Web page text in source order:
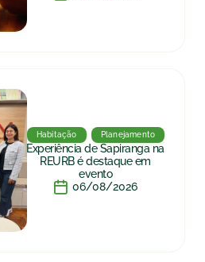
Habitação Planejamento
Experiência de Sapiranga na
REURB é destaque em
evento
06/08/2026